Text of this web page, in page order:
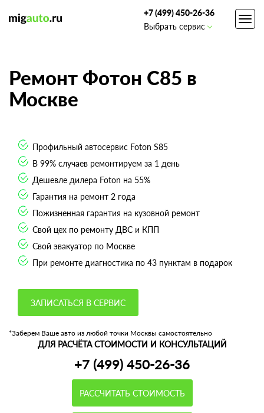
+7 (499) 450-26-36
Выбрать сервис
Ремонт Фотон С85 в
Москве
Профильный автосервис Foton S85
В 99% случаев ремонтируем за 1 день
Дешевле дилера Foton на 55%
Гарантия на ремонт 2 года
Пожизненная гарантия на кузовной ремонт
Свой цех по ремонту ДВС и КПП
Свой эвакуатор по Москве
При ремонте диагностика по 43 пунктам в подарок
ЗАПИСАТЬСЯ В СЕРВИС
*Заберем Ваше авто из любой точки Москвы самостоятельно
ДЛЯ РАСЧЁТА СТОИМОСТИ И КОНСУЛЬТАЦИЙ
+7 (499) 450-26-36
РАССЧИТАТЬ СТОИМОСТЬ